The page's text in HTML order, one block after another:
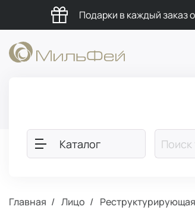
Подарки в каждый заказ
Каталог
Главная Лицо